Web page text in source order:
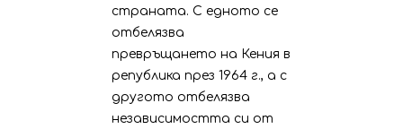
страната. С едното се
отбелязва
превръщането на Кения в
република през 1964 г., а с
другото отбелязва
независимостта си от